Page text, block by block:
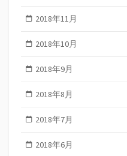
2018年11月
2018年10月
2018年9月
2018年8月
2018年7月
2018年6月